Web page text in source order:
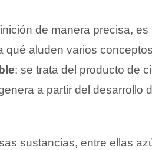
de manera precisa, es
qué aluden varios
: se trata del producto de
a partir del desarrollo
sustancias, entre ellas